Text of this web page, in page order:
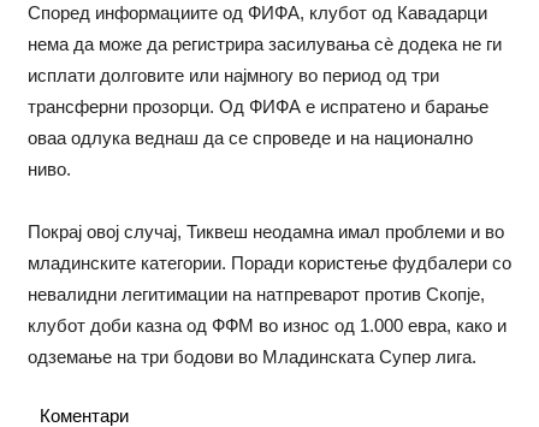
Според информациите од ФИФА, клубот од Кавадарци
нема да може да регистрира засилувања сè додека не ги
исплати долговите или најмногу во период од три
трансферни прозорци. Од ФИФА е испратено и барање
оваа одлука веднаш да се спроведе и на национално
ниво.
Покрај овој случај, Тиквеш неодамна имал проблеми и во
младинските категории. Поради користење фудбалери со
невалидни легитимации на натпреварот против Скопје,
клубот доби казна од ФФМ во износ од 1.000 евра, како и
одземање на три бодови во Младинската Супер лига.
Коментари